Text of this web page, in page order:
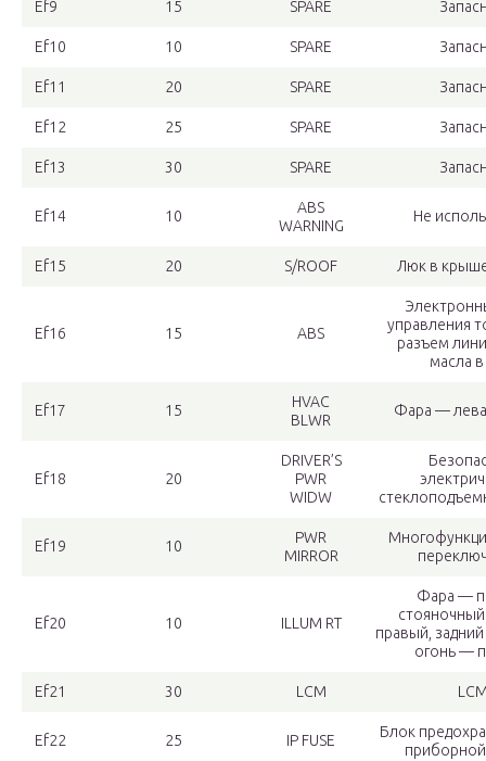
Ef9 15 SPARE
Ef10 10 SPARE
Ef11 20 SPARE
Ef12 25 SPARE
Ef13 30 SPARE
Ef14 10
ABS
WARNING
Не
Ef15 20 S/ROOF Люк в
Ef16 15 ABS
управления
разъем
масла
Ef17 15
HVAC
BLWR
Фара —
Ef18 20
DRIVER’S
PWR
WIDW
Ef19 10
PWR
MIRROR
Ef20 10 ILLUM RT
Фара —
правый,
огонь —
Ef21 30 LCM
Ef22 25 IP FUSE
Блок